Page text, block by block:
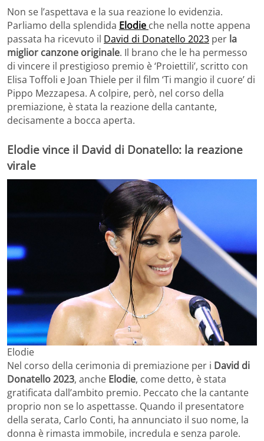
Non se l’aspettava e la sua reazione lo evidenzia.
Parliamo della splendida Elodie che nella notte appena
passata ha ricevuto il David di Donatello 2023 per la
miglior canzone originale. Il brano che le ha permesso
di vincere il prestigioso premio è ‘Proiettili’, scritto con
Elisa Toffoli e Joan Thiele per il film ‘Ti mangio il cuore’ di
Pippo Mezzapesa. A colpire, però, nel corso della
premiazione, è stata la reazione della cantante,
decisamente a bocca aperta.
Elodie vince il David di Donatello: la reazione
virale
Elodie
Nel corso della cerimonia di premiazione per i David di
Donatello 2023, anche Elodie, come detto, è stata
gratificata dall’ambito premio. Peccato che la cantante
proprio non se lo aspettasse. Quando il presentatore
della serata, Carlo Conti, ha annunciato il suo nome, la
donna è rimasta immobile, incredula e senza parole.